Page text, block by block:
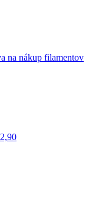
na nákup filamentov